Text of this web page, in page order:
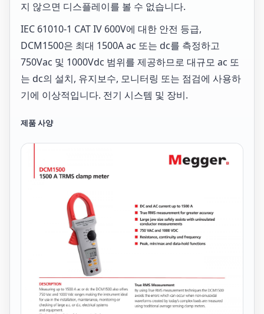
지 않으면 디스플레이를 볼 수 없습니다.
IEC 61010-1 CAT IV 600V에 대한 안전 등급,
DCM1500은 최대 1500A ac 또는 dc를 측정하고
750Vac 및 1000Vdc 범위를 제공하므로 대규모 ac 또
는 dc의 설치, 유지보수, 모니터링 또는 점검에 사용하
기에 이상적입니다. 전기 시스템 및 장비.
제품 사양